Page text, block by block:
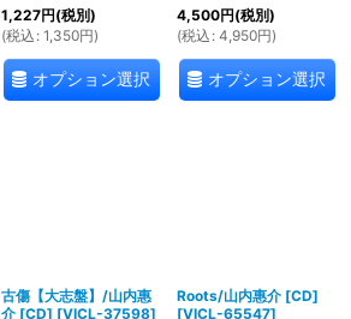
1,227円(税別)
(税込 : 1,350円)
オプション選択
4,500円(税別)
(税込 : 4,950円)
オプション選択
古傷【大志盤】/山内惠
介 [CD] [VICL-37598]
Roots/山内惠介 [CD]
[VICL-65547]